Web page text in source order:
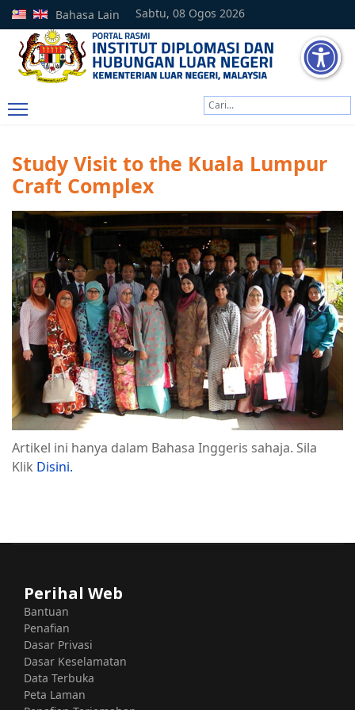
Sabtu, 08 Ogos 2026
Bahasa Lain
Study Visit to the Kuala Lumpur
Craft Complex
Artikel ini hanya dalam Bahasa Inggeris sahaja. Sila
Klik Disini.
Perihal Web
Bantuan
Penafian
Dasar Privasi
Dasar Keselamatan
Data Terbuka
Peta Laman